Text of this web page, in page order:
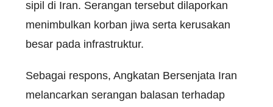
sipil di Iran. Serangan tersebut dilaporkan
menimbulkan korban jiwa serta kerusakan
besar pada infrastruktur.
Sebagai respons, Angkatan Bersenjata Iran
melancarkan serangan balasan terhadap